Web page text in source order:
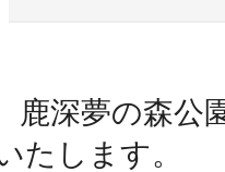
鹿深夢の森公
たします。
鴻巣